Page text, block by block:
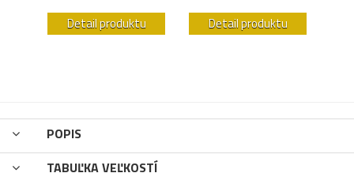
Detail produktu Detail produktu
POPIS
TABUĽKA VEĽKOSTÍ